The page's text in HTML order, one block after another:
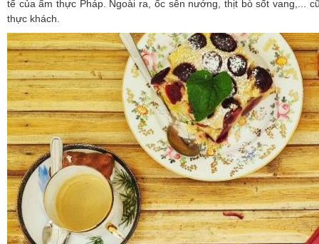
tế của ẩm thực Pháp. Ngoài ra, ốc sên nướng, thịt bò sốt vang,...
thực khách.